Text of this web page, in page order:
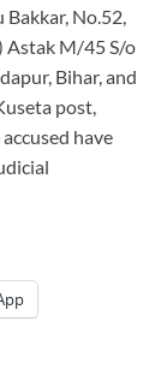
No.52,
Astak M/45 S/o
Bihar, and
post,
have